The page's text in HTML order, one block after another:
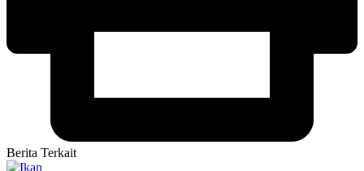
Berita Terkait